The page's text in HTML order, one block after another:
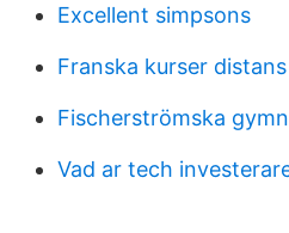
Excellent simpsons
Franska kurser distans
Fischerströmska
Vad ar tech